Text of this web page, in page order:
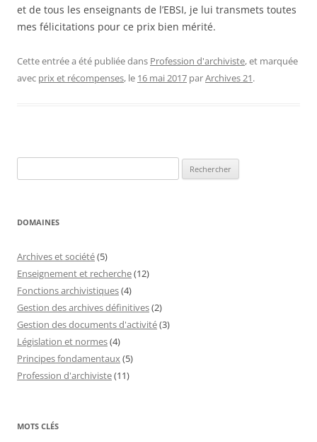
et de tous les enseignants de l’EBSI, je lui transmets toutes
mes félicitations pour ce prix bien mérité.
Cette entrée a été publiée dans Profession d'archiviste, et marquée
avec prix et récompenses, le 16 mai 2017 parArchives 21.
DOMAINES
Archives et société(5)
Enseignement et recherche(12)
Fonctions archivistiques(4)
Gestion des archives définitives(2)
Gestion des documents d'activité(3)
Législation et normes(4)
Principes fondamentaux(5)
Profession d'archiviste(11)
MOTS CLÉS